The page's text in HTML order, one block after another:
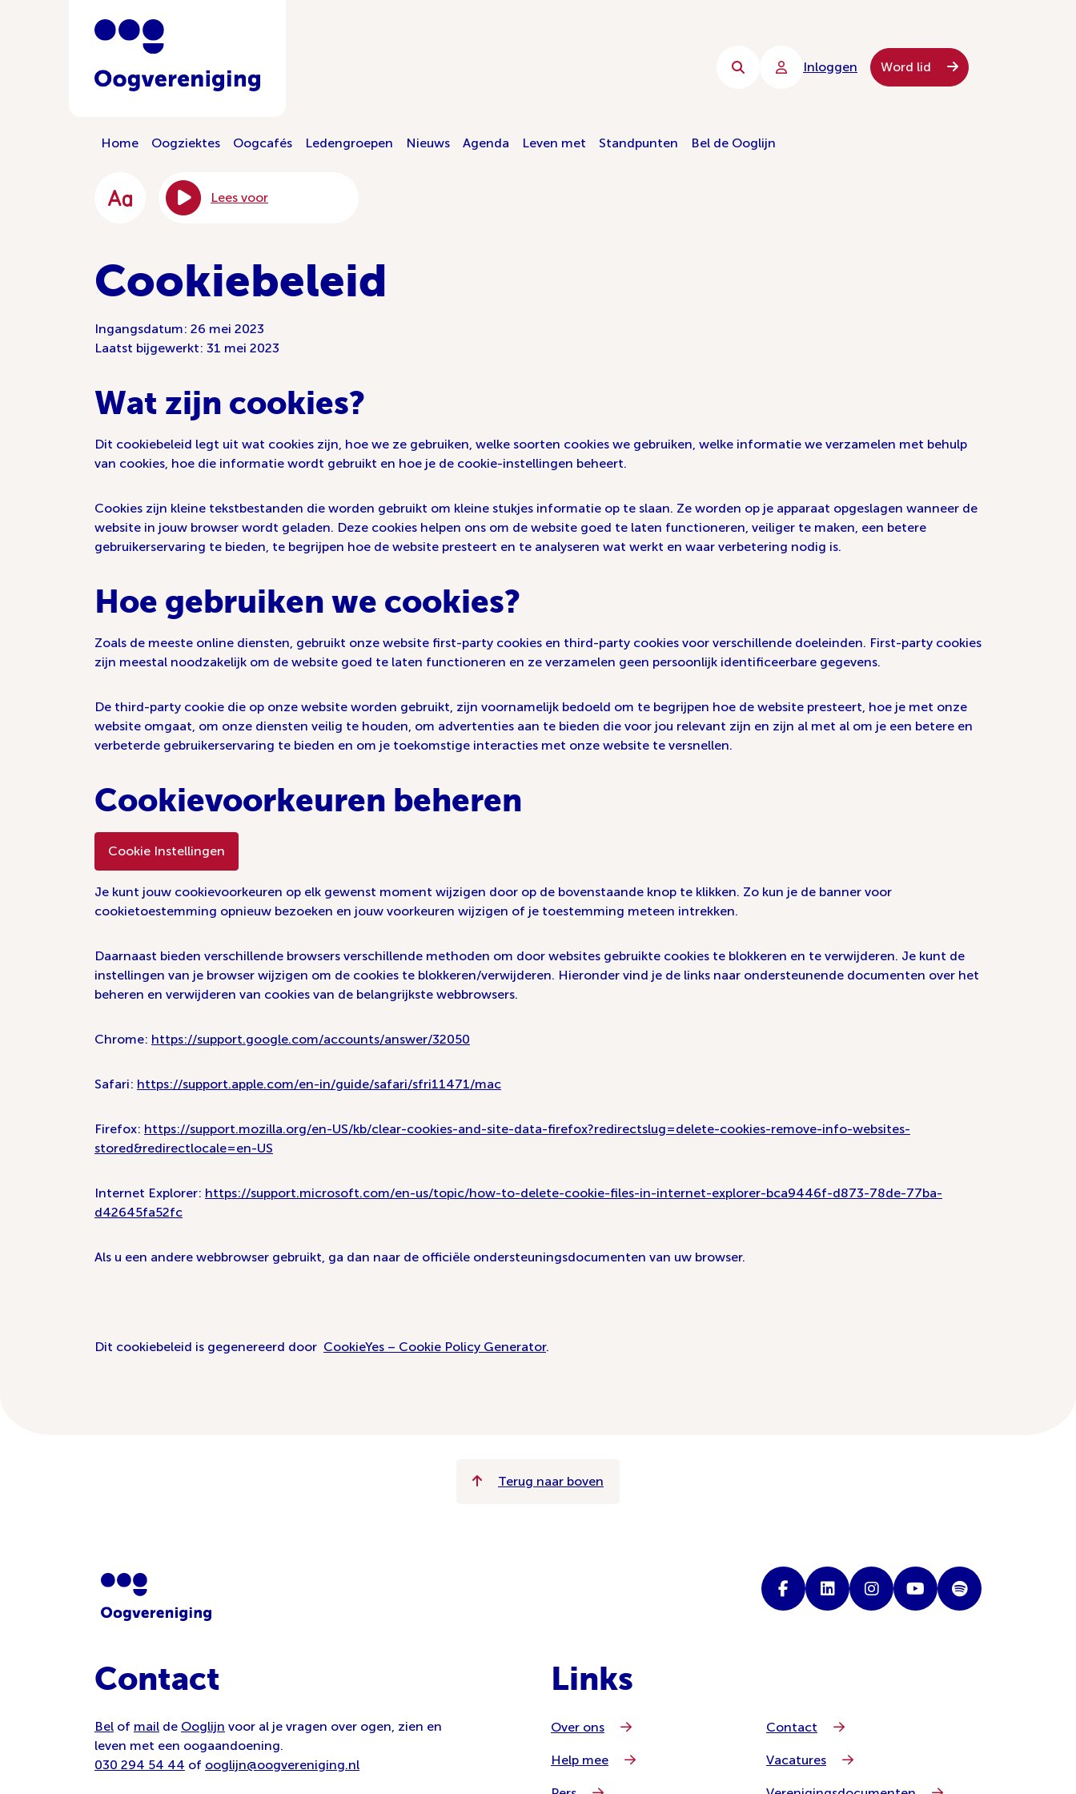
Inloggen Word lid
Home Oogziektes Oogcafés Ledengroepen Nieuws Agenda Leven met Standpunten Bel de Ooglijn
Lees voor
Cookiebeleid
Ingangsdatum: 26 mei 2023
Laatst bijgewerkt: 31 mei 2023
Wat zijn cookies?
Dit cookiebeleid legt uit wat cookies zijn, hoe we ze gebruiken, welke soorten cookies we gebruiken, welke informatie we verzamelen met behulp
van cookies, hoe die informatie wordt gebruikt en hoe je de cookie-instellingen beheert.
Cookies zijn kleine tekstbestanden die worden gebruikt om kleine stukjes informatie op te slaan. Ze worden op je apparaat opgeslagen wanneer de
website in jouw browser wordt geladen. Deze cookies helpen ons om de website goed te laten functioneren, veiliger te maken, een betere
gebruikerservaring te bieden, te begrijpen hoe de website presteert en te analyseren wat werkt en waar verbetering nodig is.
Hoe gebruiken we cookies?
Zoals de meeste online diensten, gebruikt onze website first-party cookies en third-party cookies voor verschillende doeleinden. First-party cookies
zijn meestal noodzakelijk om de website goed te laten functioneren en ze verzamelen geen persoonlijk identificeerbare gegevens.
De third-party cookie die op onze website worden gebruikt, zijn voornamelijk bedoeld om te begrijpen hoe de website presteert, hoe je met onze
website omgaat, om onze diensten veilig te houden, om advertenties aan te bieden die voor jou relevant zijn en zijn al met al om je een betere en
verbeterde gebruikerservaring te bieden en om je toekomstige interacties met onze website te versnellen.
Cookievoorkeuren beheren
Cookie Instellingen
Je kunt jouw cookievoorkeuren op elk gewenst moment wijzigen door op de bovenstaande knop te klikken. Zo kun je de banner voor
cookietoestemming opnieuw bezoeken en jouw voorkeuren wijzigen of je toestemming meteen intrekken.
Daarnaast bieden verschillende browsers verschillende methoden om door websites gebruikte cookies te blokkeren en te verwijderen. Je kunt de
instellingen van je browser wijzigen om de cookies te blokkeren/verwijderen. Hieronder vind je de links naar ondersteunende documenten over het
beheren en verwijderen van cookies van de belangrijkste webbrowsers.
Chrome: https://support.google.com/accounts/answer/32050
Safari: https://support.apple.com/en-in/guide/safari/sfri11471/mac
Firefox: https://support.mozilla.org/en-US/kb/clear-cookies-and-site-data-firefox?redirectslug=delete-cookies-remove-info-websites-
stored&redirectlocale=en-US
Internet Explorer: https://support.microsoft.com/en-us/topic/how-to-delete-cookie-files-in-internet-explorer-bca9446f-d873-78de-77ba-
d42645fa52fc
Als u een andere webbrowser gebruikt, ga dan naar de officiële ondersteuningsdocumenten van uw browser.
Dit cookiebeleid is gegenereerd door CookieYes – Cookie Policy Generator.
Terug naar boven
Contact
Bel of mail de Ooglijn voor al je vragen over ogen, zien en
leven met een oogaandoening.
030 294 54 44 of ooglijn@oogvereniging.nl
Links
Over ons Contact
Help mee Vacatures